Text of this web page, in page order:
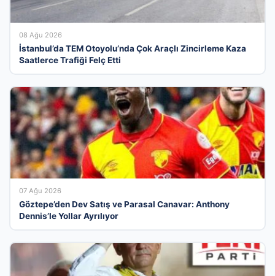
08 Ağu 2026
İstanbul’da TEM Otoyolu’nda Çok Araçlı Zincirleme Kaza
Saatlerce Trafiği Felç Etti
07 Ağu 2026
Göztepe’den Dev Satış ve Parasal Canavar: Anthony
Dennis’le Yollar Ayrılıyor